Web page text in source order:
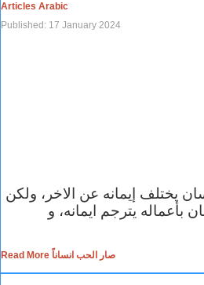
Articles Arabic
Published: 17 January 2024
يختلف إيمانه عن الاخر، ولكن
بأعماله يترجم ايمانه، و
Read More صار الحب انساناً